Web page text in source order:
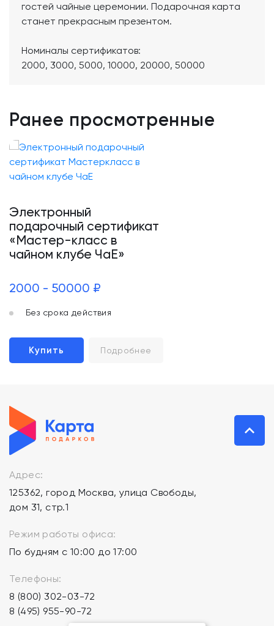
гостей чайные церемонии. Подарочная карта
станет прекрасным презентом.
Номиналы сертификатов:
2000, 3000, 5000, 10000, 20000, 50000
Ранее просмотренные
Электронный
подарочный сертификат
«Мастер-класс в
чайном клубе ЧаЕ»
2000 - 50000 ₽
Без срока действия
Купить Подробнее
Адрес:
125362, город Москва, улица Свободы,
дом 31, стр.1
Режим работы офиса:
По будням с 10:00 до 17:00
Телефоны:
8 (800) 302-03-72
8 (495) 955-90-72